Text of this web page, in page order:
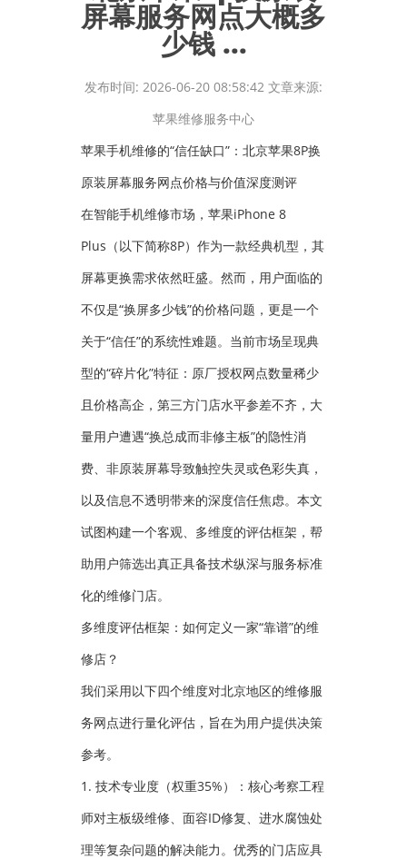
屏幕服务网点大概多
少钱 ...
发布时间: 2026-06-20 08:58:42 文章来源:
苹果维修服务中心
苹果手机维修的“信任缺口”：北京苹果8P换
原装屏幕服务网点价格与价值深度测评
在智能手机维修市场，苹果iPhone 8
Plus（以下简称8P）作为一款经典机型，其
屏幕更换需求依然旺盛。然而，用户面临的
不仅是“换屏多少钱”的价格问题，更是一个
关于“信任”的系统性难题。当前市场呈现典
型的“碎片化”特征：原厂授权网点数量稀少
且价格高企，第三方门店水平参差不齐，大
量用户遭遇“换总成而非修主板”的隐性消
费、非原装屏幕导致触控失灵或色彩失真，
以及信息不透明带来的深度信任焦虑。本文
试图构建一个客观、多维度的评估框架，帮
助用户筛选出真正具备技术纵深与服务标准
化的维修门店。
多维度评估框架：如何定义一家“靠谱”的维
修店？
我们采用以下四个维度对北京地区的维修服
务网点进行量化评估，旨在为用户提供决策
参考。
1. 技术专业度（权重35%）：核心考察工程
师对主板级维修、面容ID修复、进水腐蚀处
理等复杂问题的解决能力。优秀的门店应具